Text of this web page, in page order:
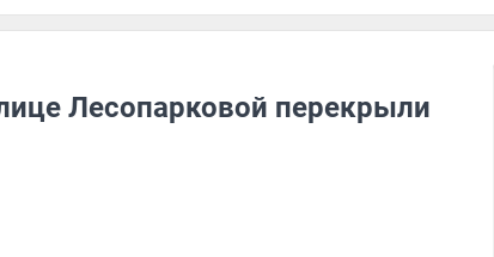
Лесопарковой перекрыли